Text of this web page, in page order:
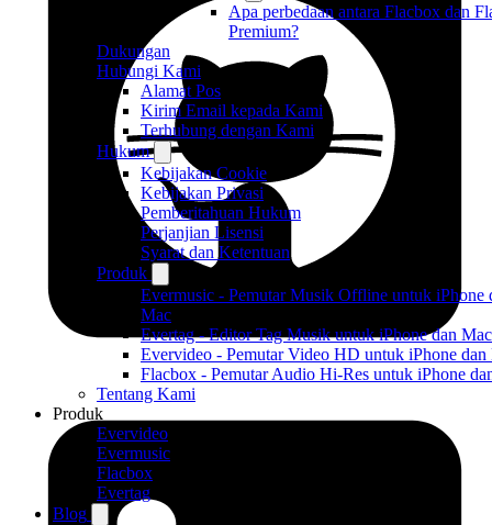
Apa perbedaan antara Flacbox dan
Premium?
Dukungan
Hubungi Kami
Alamat Pos
Kirim Email kepada Kami
Terhubung dengan Kami
Hukum
Kebijakan Cookie
Kebijakan Privasi
Pemberitahuan Hukum
Perjanjian Lisensi
Syarat dan Ketentuan
Produk
Evermusic - Pemutar Musik Offline untuk iPhone
Mac
Evertag - Editor Tag Musik untuk iPhone dan Mac
Evervideo - Pemutar Video HD untuk iPhone dan
Flacbox - Pemutar Audio Hi-Res untuk iPhone
Tentang Kami
Produk
Evervideo
Evermusic
Flacbox
Evertag
Blog